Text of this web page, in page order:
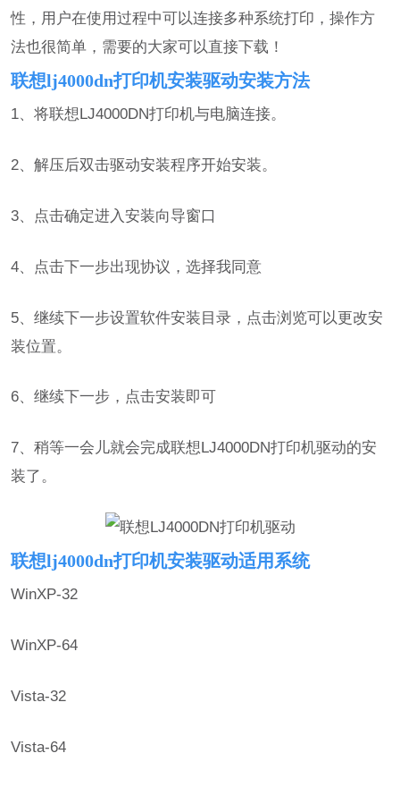
性，用户在使用过程中可以连接多种系统打印，操作方
法也很简单，需要的大家可以直接下载！
联想lj4000dn打印机安装驱动安装方法
1、将联想LJ4000DN打印机与电脑连接。
2、解压后双击驱动安装程序开始安装。
3、点击确定进入安装向导窗口
4、点击下一步出现协议，选择我同意
5、继续下一步设置软件安装目录，点击浏览可以更改安
装位置。
6、继续下一步，点击安装即可
7、稍等一会儿就会完成联想LJ4000DN打印机驱动的安
装了。
联想lj4000dn打印机安装驱动适用系统
WinXP-32
WinXP-64
Vista-32
Vista-64